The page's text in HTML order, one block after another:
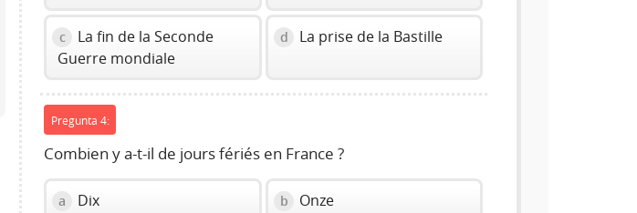
c
La fin de la Seconde
Guerre mondiale
d La prise de la Bastille
Pregunta 4:
Combien y a-t-il de jours fériés en France ?
a Dix b Onze